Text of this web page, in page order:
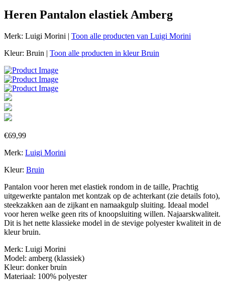
Heren Pantalon elastiek Amberg
Merk: Luigi Morini | Toon alle producten van Luigi Morini
Kleur: Bruin | Toon alle producten in kleur Bruin
€69,99
Merk: Luigi Morini
Kleur: Bruin
Pantalon voor heren met elastiek rondom in de taille, Prachtig
uitgewerkte pantalon met kontzak op de achterkant (zie details foto),
steekzakken aan de zijkant en namaakgulp sluiting. Ideaal model
voor heren welke geen rits of knoopsluiting willen. Najaarskwaliteit.
Dit is het nette klassieke model in de stevige polyester kwaliteit in de
kleur bruin.
Merk: Luigi Morini
Model: amberg (klassiek)
Kleur: donker bruin
Materiaal: 100% polyester